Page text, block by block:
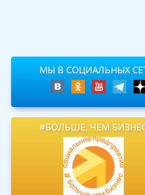
МЫ В СОЦИАЛЬНЫХ
#БОЛЬШЕ, ЧЕМ